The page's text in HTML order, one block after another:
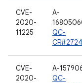
CVE-
2020-
11225
A-
QC-
CVE-
2020-
A-
QC-